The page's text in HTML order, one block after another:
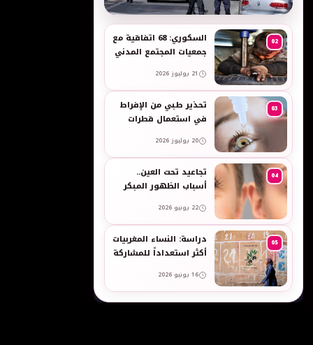
به
02
السكوري: 68 اتفاقية مع
جمعيات المجتمع المدني
والنساء في العمل
21 يوليوز 2026
03
تحذير طبي من الإفراط
في استعمال قطرات
المضيقة للأوعية
20 يوليوز 2026
04
تجاعيد تحت العين..
أسباب الظهور المبكر
بالبشرة الحساسة -
taroudant press
22 يونيو 2026
05
دراسة: النساء المغربيات
أكثر استعداداً للمشاركة
بالرجال
16 يونيو 2026